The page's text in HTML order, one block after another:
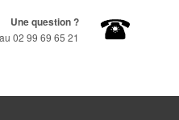
Une question ?
02 99 69 65 21